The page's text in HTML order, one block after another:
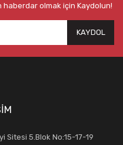
olmak için Kaydolun!
KAYDOL
Sitesi 5.Blok No:15-17-19